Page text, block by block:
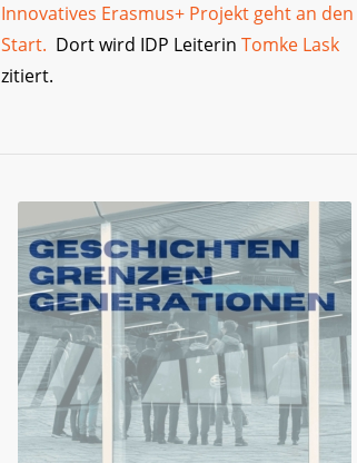
Innovatives Erasmus+ Projekt geht an den
Start. Dort wird IDP Leiterin Tomke Lask
zitiert.